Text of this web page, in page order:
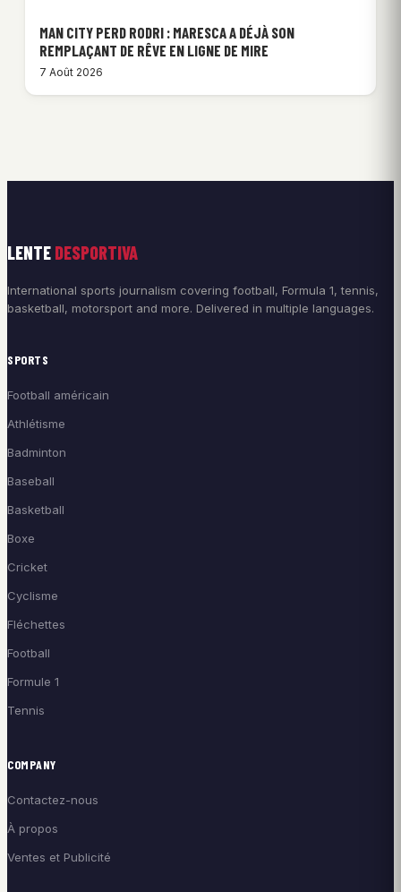
MAN CITY PERD RODRI : MARESCA A DÉJÀ SON
REMPLAÇANT DE RÊVE EN LIGNE DE MIRE
7 Août 2026
LENTE DESPORTIVA
International sports journalism covering football, Formula 1, tennis,
basketball, motorsport and more. Delivered in multiple languages.
SPORTS
Football américain
Athlétisme
Badminton
Baseball
Basketball
Boxe
Cricket
Cyclisme
Fléchettes
Football
Formule 1
Tennis
COMPANY
Contactez-nous
À propos
Ventes et Publicité